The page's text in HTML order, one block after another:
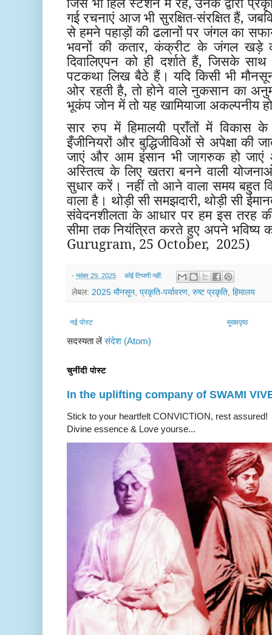
गई रचनाएं आज भी सुरक्षित-संरक्षित हैं,
से हमने पहाड़ों की ढलानों पर जंगल का
भवनों की कतार, कंक्रीट के जंगल खड़े
दिवालिएपन को ही दर्शाते हैं, जिसके
पटकथा लिख बैठे हैं। यदि किसी भी
ओर रहती है, तो होने वाले नुकसान का
भूकंप जोन में तो यह खामियाजा अकल्पनीय
सार रुप में हिमालयी प्राँतों में विकास के
इँजीनियरों और बुद्धिजीविओं से अपेक्षा की
जाएं और आम इंसान भी जागरुक हो
अस्तित्व के लिए खतरा बनने वाली
सुधार करें। नहीं तो आने वाला समय बहुत
वाला है। थोड़ी सी समझदारी, थोड़ी सी
संवेदनशीलता के आधार पर हम इस तरह की
सीमा तक नियंत्रित करते हुए अपने
Gurugram, 25 October, 2025)
- नवंबर 29, 2025 कोई टिप्पणी नहीं:
लेबल: 2025 मौनसून प्रकृति-पर्यावरण रुष्ट प्रकृति हिमालय
नई पोस्ट मुख्यपृष्ठ
सदस्यता लेंसंदेश (Atom)
चुनींदी पोस्ट
In the uplifting company of SWAMI
Stick to your heartfelt CONVICTION, rest
Divine essence & Love yourse...